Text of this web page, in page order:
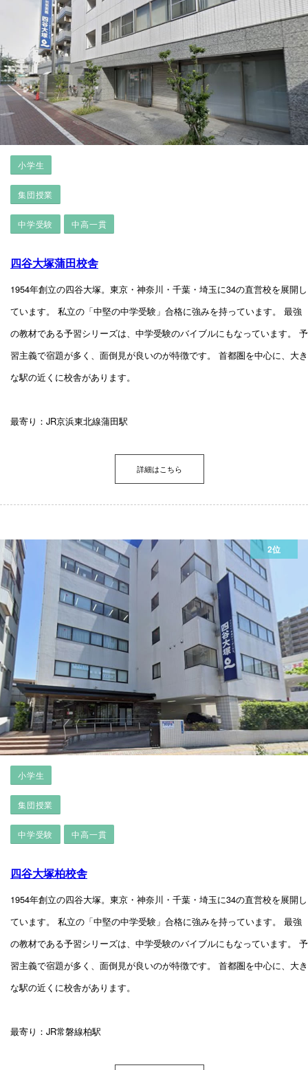
四谷大塚蒲田校舎
1954年創立の四谷大塚。東京・神奈川・千葉・埼玉に34の直営校を展開し
ています。 私立の「中堅の中学受験」合格に強みを持っています。 最強
の教材である予習シリーズは、中学受験のバイブルにもなっています。 予
習主義で宿題が多く、面倒見が良いのが特徴です。 首都圏を中心に、大き
な駅の近くに校舎があります。
最寄り：JR京浜東北線蒲田駅
小学生
集団授業
中学受験 中高一貫
詳細はこちら
2位
四谷大塚柏校舎
1954年創立の四谷大塚。東京・神奈川・千葉・埼玉に34の直営校を展開し
ています。 私立の「中堅の中学受験」合格に強みを持っています。 最強
の教材である予習シリーズは、中学受験のバイブルにもなっています。 予
習主義で宿題が多く、面倒見が良いのが特徴です。 首都圏を中心に、大き
な駅の近くに校舎があります。
最寄り：JR常磐線柏駅
小学生
集団授業
中学受験 中高一貫